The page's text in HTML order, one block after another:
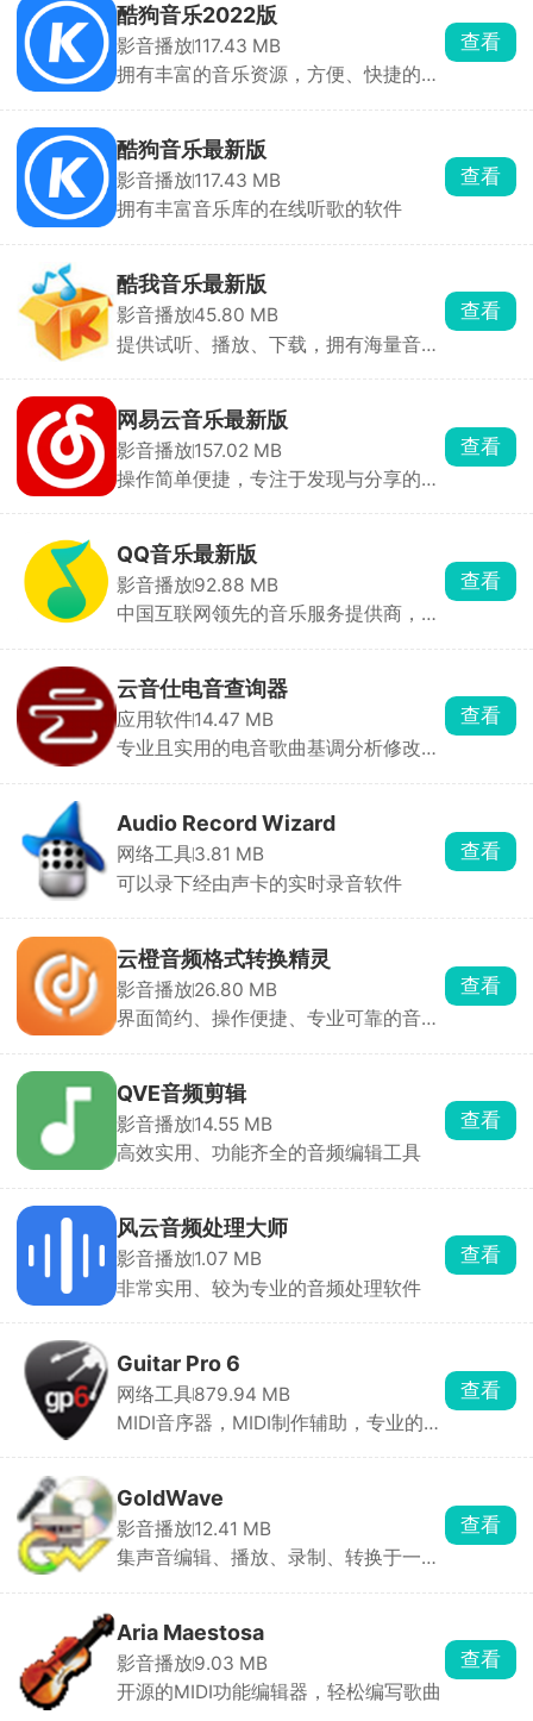
酷狗音乐2022版
影音播放117.43 MB
拥有丰富的音乐资源，方便、快捷的搜
查看
酷狗音乐最新版
影音播放117.43 MB
拥有丰富音乐库的在线听歌的软件
查看
酷我音乐最新版
影音播放45.80 MB
提供试听、播放、下载，拥有海量音乐
查看
网易云音乐最新版
影音播放157.02 MB
操作简单便捷，专注于发现与分享的音
查看
QQ音乐最新版
影音播放92.88 MB
中国互联网领先的音乐服务提供商，腾
查看
云音仕电音查询器
应用软件14.47 MB
专业且实用的电音歌曲基调分析修改工
查看
Audio Record Wizard
网络工具3.81 MB
可以录下经由声卡的实时录音软件
查看
云橙音频格式转换精灵
影音播放26.80 MB
界面简约、操作便捷、专业可靠的音频
查看
QVE音频剪辑
影音播放14.55 MB
高效实用、功能齐全的音频编辑工具
查看
风云音频处理大师
影音播放1.07 MB
非常实用、较为专业的音频处理软件
查看
Guitar Pro 6
网络工具879.94 MB
MIDI音序器，MIDI制作辅助，专业的吉
查看
GoldWave
影音播放12.41 MB
集声音编辑、播放、录制、转换于一体
查看
Aria Maestosa
影音播放9.03 MB
开源的MIDI功能编辑器，轻松编写歌曲
查看